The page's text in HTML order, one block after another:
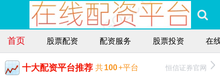
首页 股票配资 配资服务 股票投资 在
十大配资平台推荐 共100+平台 恒信证券官网